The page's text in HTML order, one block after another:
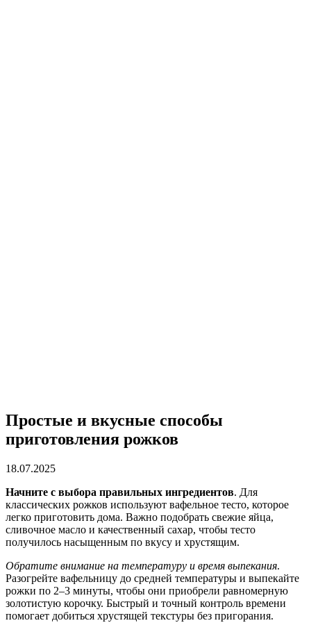
Простые и вкусные способы
приготовления рожков
18.07.2025
Начните с выбора правильных ингредиентов. Для
классических рожков используют вафельное тесто, которое
легко приготовить дома. Важно подобрать свежие яйца,
сливочное масло и качественный сахар, чтобы тесто
получилось насыщенным по вкусу и хрустящим.
Обратите внимание на температуру и время выпекания.
Разогрейте вафельницу до средней температуры и выпекайте
рожки по 2–3 минуты, чтобы они приобрели равномерную
золотистую корочку. Быстрый и точный контроль времени
помогает добиться хрустящей текстуры без пригорания.